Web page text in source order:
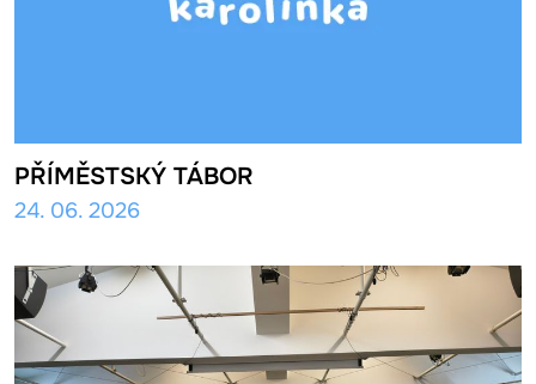
PŘÍMĚSTSKÝ TÁBOR
24. 06. 2026